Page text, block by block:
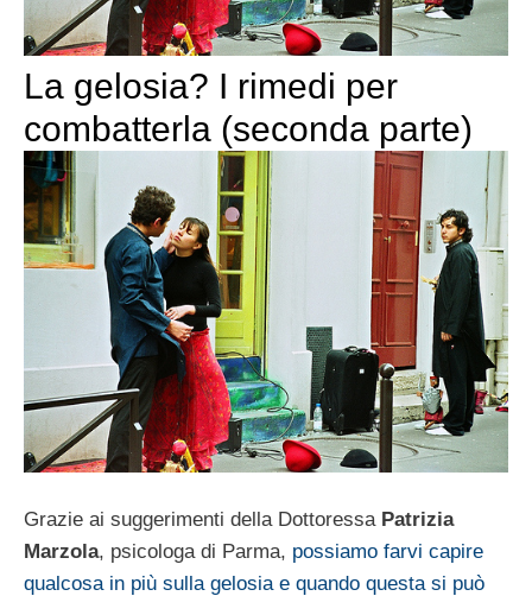
La gelosia? I rimedi per
combatterla (seconda parte)
Grazie ai suggerimenti della Dottoressa Patrizia
Marzola, psicologa di Parma, possiamo farvi capire
qualcosa in più sulla gelosia e quando questa si può